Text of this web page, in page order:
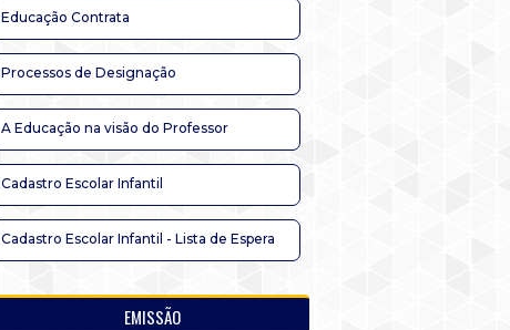
Educação Contrata
Processos de Designação
A Educação na visão do Professor
Cadastro Escolar Infantil
Cadastro Escolar Infantil - Lista de Espera
EMISSÃO